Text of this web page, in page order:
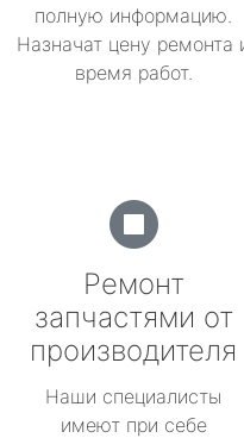
полную информацию.
Назначат цену ремонта
время работ.
Ремонт
запчастями от
производителя
Наши специалисты
имеют при себе